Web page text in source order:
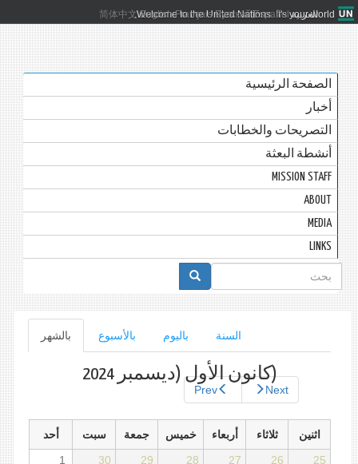
Welcome to the United Nations. It's your world.
العربية 简体中文 English Français Русский Español
الصفحة الرئيسية
أخبار
التصريحات والخطابات
أنشطة البعثة
MISSION STAFF
ABOUT
MEDIA
LINKS
استمارة
البحث
الأساسية
بالشهر
(علامة
التبويب
النشطة)
بالأسبوع باليوم السنة
Prev Next
(كانون اﻷول (ديسمبر 2024
اثنين ثلاثاء أربعاء خميس جمعة سبت
أحد
25
26
27
28
29
30
1